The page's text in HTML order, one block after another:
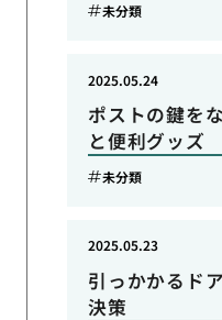
未分類
ポストの鍵を
と便利グッズ
2025.05.24
未分類
引っかかるド
決策
2025.05.23